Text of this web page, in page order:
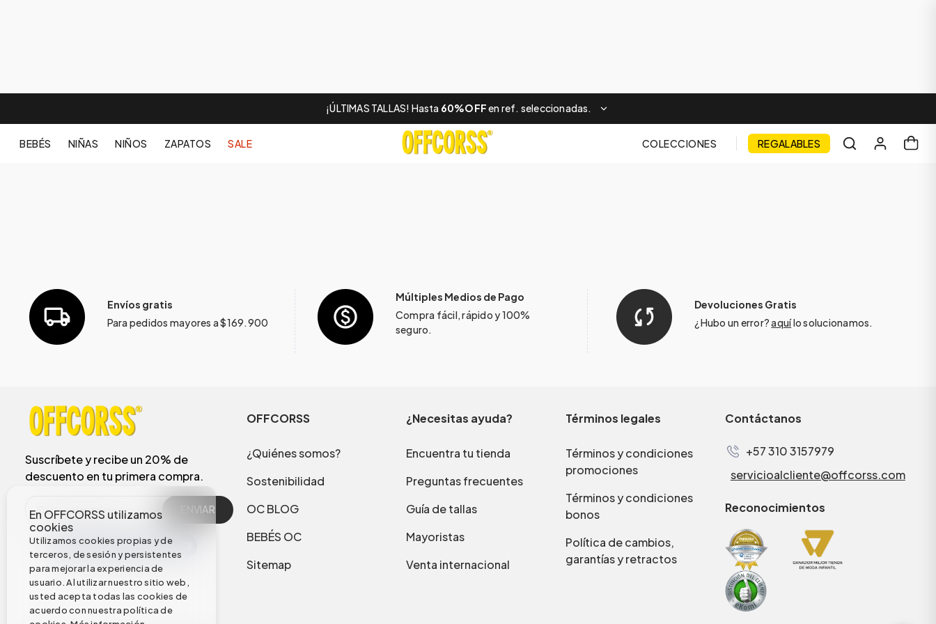
¡ÚLTIMAS TALLAS! Hasta 60%OFFen ref. seleccionadas.
BEBÉS NIÑAS NIÑOS ZAPATOS SALE COLECCIONES REGALABLES
En OFFCORSS utilizamos
cookies
Utilizamos cookies propias y de
terceros, de sesión y persistentes
para mejorar la experiencia de
usuario. Al utilizar nuestro sitio web,
usted acepta todas las cookies de
acuerdo con nuestra política de
Envíos gratis
Para pedidos mayores a $169.900
Múltiples Medios de Pago
Compra fácil, rápido y 100%
seguro.
Devoluciones Gratis
¿Hubo un error?aquílo solucionamos.
Suscríbete y recibe un 20% de
descuento en tu primera compra.
ENVIAR
OFFCORSS
¿Quiénes somos?
Sostenibilidad
OC BLOG
BEBÉS OC
Sitemap
¿Necesitas ayuda?
Encuentra tu tienda
Preguntas frecuentes
Guía de tallas
Mayoristas
Venta internacional
Términos legales
Términos y condiciones
promociones
Términos y condiciones
bonos
Política de cambios,
garantías y retractos
Contáctanos
+57 310 3157979
servicioalcliente@offcorss.com
Reconocimientos